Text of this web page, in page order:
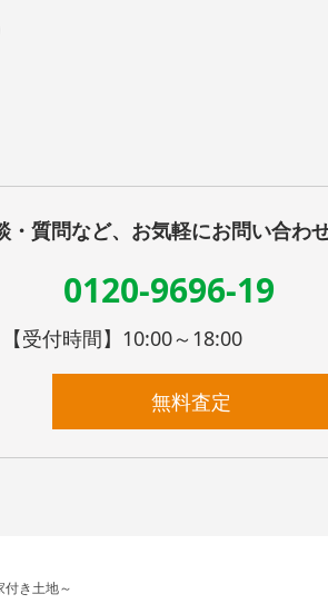
・質問など、お気軽にお問い合わ
0120-9696-19
【受付時間】10:00～18:00
無料査定
き土地～